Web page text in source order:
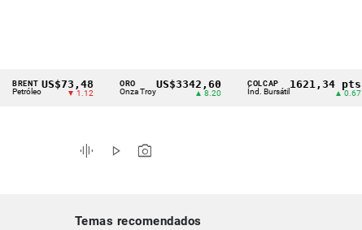
Cintillo
indicadores
económicos
US$73,48
▼ 1.12
ORO
Onza Troy
US$3342,60 COLCAP
Índ. Bursátil
1621,34 pts
graphic_eq play_arrow photo_camera
Temas recomendados